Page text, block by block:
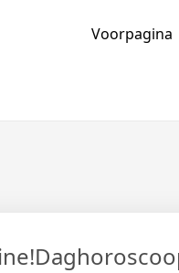
Nederland
Voorpagina